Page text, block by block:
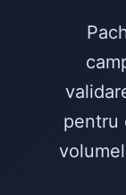
pentru